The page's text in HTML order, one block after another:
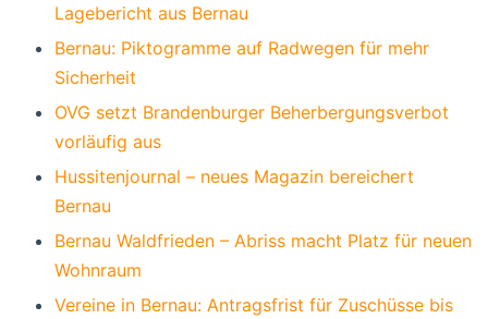
Lagebericht aus Bernau
Bernau: Piktogramme auf Radwegen für mehr
Sicherheit
OVG setzt Brandenburger Beherbergungsverbot
vorläufig aus
Hussitenjournal – neues Magazin bereichert
Bernau
Bernau Waldfrieden – Abriss macht Platz für neuen
Wohnraum
Vereine in Bernau: Antragsfrist für Zuschüsse bis